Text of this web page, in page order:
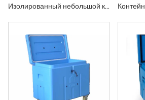
Изолированный небольшой контейнер для сухого льда